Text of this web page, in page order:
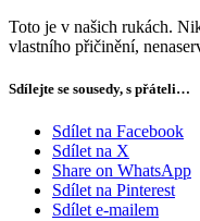
Toto je v našich rukách.
vlastního přičinění,
Sdílejte se sousedy, s přáteli…
Sdílet na Facebook
Sdílet na X
Share on WhatsApp
Sdílet na Pinterest
Sdílet e-mailem